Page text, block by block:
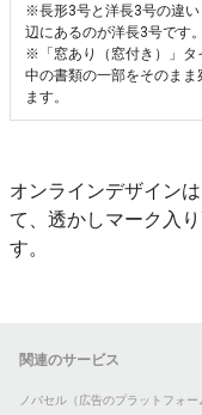
※長形3号と洋長3号の違
辺にあるのが洋長3号です。
※「窓あり（窓付き）」タ
中の書類の一部をそのま
ます。
オンラインデザイン
て、透かしマーク入
す。
関連のサービス
ノバセル（広告のプラットフォー